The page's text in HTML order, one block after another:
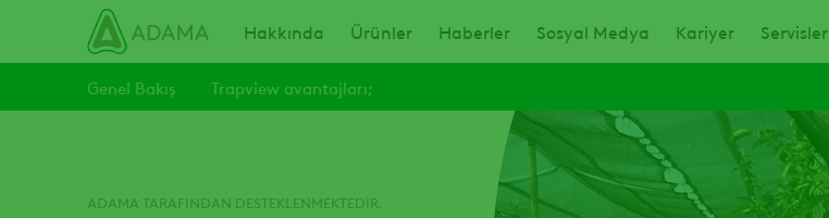
atla
Main navigation
Hakkında Ürünler Haberler Sosyal Medya Kariyer Servisler
Genel Bakış Trapview avantajları;
ADAMA TARAFINDAN DESTEKLENMEKTEDIR.